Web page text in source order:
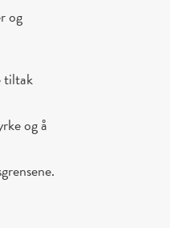
og
tiltak
og å